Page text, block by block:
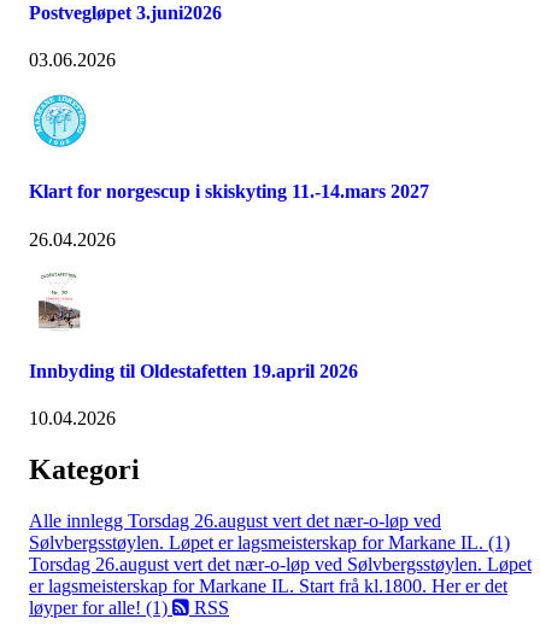
Postvegløpet 3.juni2026
03.06.2026
Klart for norgescup i skiskyting 11.-14.mars 2027
26.04.2026
Innbyding til Oldestafetten 19.april 2026
10.04.2026
Kategori
Alle innlegg Torsdag 26.august vert det nær-o-løp ved
Sølvbergsstøylen. Løpet er lagsmeisterskap for Markane IL. (1)
Torsdag 26.august vert det nær-o-løp ved Sølvbergsstøylen. Løpet
er lagsmeisterskap for Markane IL. Start frå kl.1800. Her er det
løyper for alle! (1)
RSS